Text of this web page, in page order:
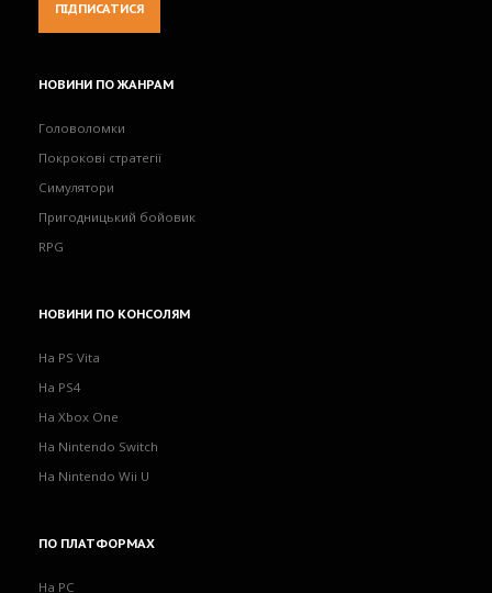
НОВИНИ ПО ЖАНРАМ
Головоломки
Покрокові стратегії
Симулятори
Пригодницький бойовик
RPG
НОВИНИ ПО КОНСОЛЯМ
На PS Vita
На PS4
На Xbox One
На Nintendo Switch
На Nintendo Wii U
ПО ПЛАТФОРМАХ
На PC